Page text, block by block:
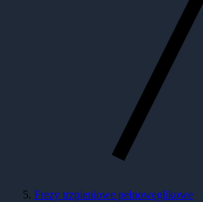
Frezy trzpieniowe pełnowęglikowe